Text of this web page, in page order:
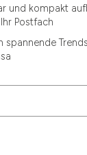
und kompakt
Postfach
spannende